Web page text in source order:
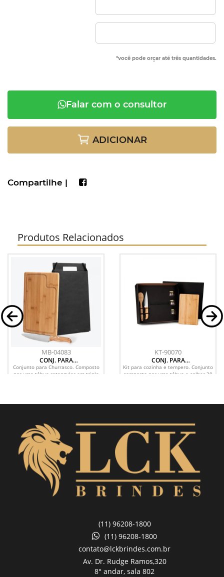
*você pode orçar até três quantidades.
Falar com o consultor
ADICIONAR
Compartilhe |
Produtos Relacionados
MB-04083
CONJ. PARA
CHURRASCO EM
BAMBU / MADEIRA
Conjunto para Churrasco. Composto
por uma tábua retangular em tripla
KT-90070
CONJ. PARA
COZINHA E
TEMPERO EM
Kit para cozinha e tempero. Conjunto
composto por uma tábua e colher 30
(11) 96208-1800
(11) 96208-1800
contato@lckbrindes.com.br
Av. Dr. Rudge Ramos,320
8° andar, sala 802